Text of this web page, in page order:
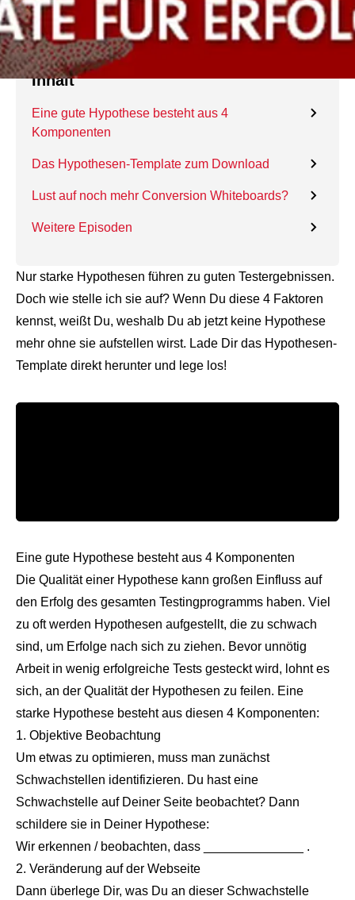
Inhalt
Eine gute Hypothese besteht aus 4
Komponenten
Das Hypothesen-Template zum Download
Lust auf noch mehr Conversion Whiteboards?
Weitere Episoden
Nur starke Hypothesen führen zu guten Testergebnissen.
Doch wie stelle ich sie auf? Wenn Du diese 4 Faktoren
kennst, weißt Du, weshalb Du ab jetzt keine Hypothese
mehr ohne sie aufstellen wirst. Lade Dir das Hypothesen-
Template direkt herunter und lege los!
Eine gute Hypothese besteht aus 4 Komponenten
Die Qualität einer Hypothese kann großen Einfluss auf
den Erfolg des gesamten Testingprogramms haben. Viel
zu oft werden Hypothesen aufgestellt, die zu schwach
sind, um Erfolge nach sich zu ziehen. Bevor unnötig
Arbeit in wenig erfolgreiche Tests gesteckt wird, lohnt es
sich, an der Qualität der Hypothesen zu feilen. Eine
starke Hypothese besteht aus diesen 4 Komponenten:
1. Objektive Beobachtung
Um etwas zu optimieren, muss man zunächst
Schwachstellen identifizieren. Du hast eine
Schwachstelle auf Deiner Seite beobachtet? Dann
schildere sie in Deiner Hypothese:
Wir erkennen / beobachten, dass ______________ .
2. Veränderung auf der Webseite
Dann überlege Dir, was Du an dieser Schwachstelle